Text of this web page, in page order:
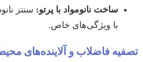
ساخت نانومواد با پرتو: سنتز
با ویژگی‌های خاص.
تصفیه فاضلاب و آلاینده‌های